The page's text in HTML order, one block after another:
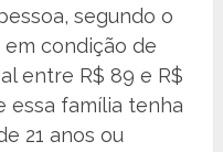
segundo o
condição de
entre R$ 89 e R$
essa família tenha
21 anos ou